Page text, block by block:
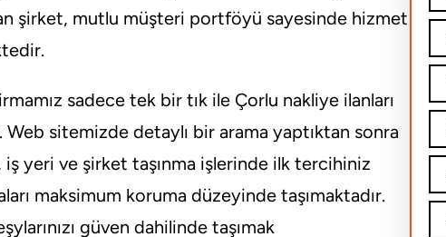
şirket, mutlu müşteri portföyü sayesinde hizmet
sadece tek bir tık ile Çorlu nakliye ilanları
Web sitemizde detaylı bir arama yaptıktan sonra
yeri ve şirket taşınma işlerinde ilk tercihiniz
maksimum koruma düzeyinde taşımaktadır.
güven dahilinde taşımak